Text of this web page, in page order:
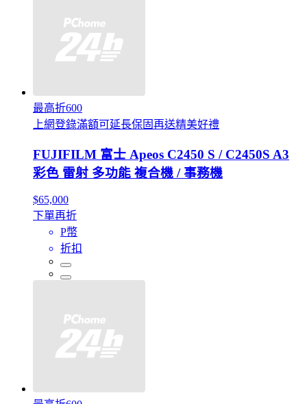
最高折600
上網登錄滿額可延長保固再送精美好禮
FUJIFILM 富士 Apeos C2450 S / C2450S A3
彩色 雷射 多功能 複合機 / 事務機
$65,000
下單再折
P幣
折扣